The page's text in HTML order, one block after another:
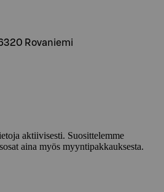
Rovaniemi
aktiivisesti. Suosittelemme
aina myös myyntipakkauksesta.